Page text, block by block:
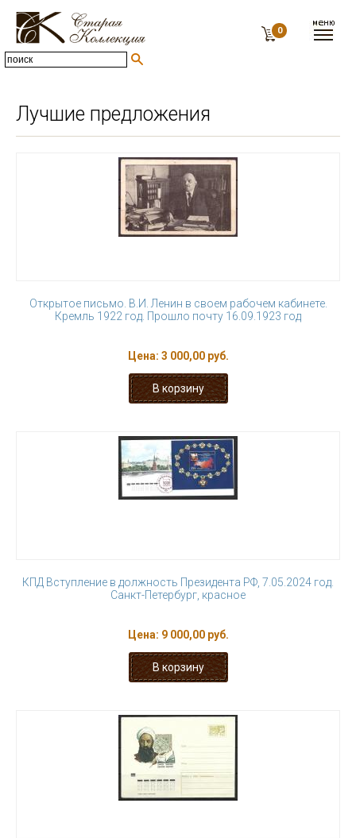
0
Лучшие предложения
Открытое письмо. В.И. Ленин в своем рабочем кабинете.
Кремль 1922 год. Прошло почту 16.09.1923 год
Цена: 3 000,00 руб.
КПД Вступление в должность Президента РФ, 7.05.2024 год.
Санкт-Петербург, красное
Цена: 9 000,00 руб.